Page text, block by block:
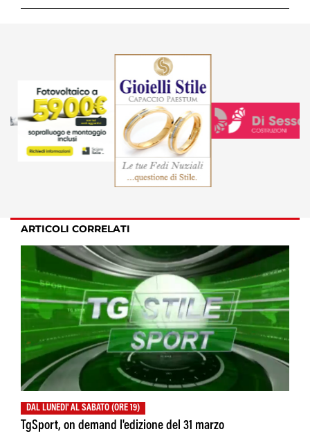
ARTICOLI CORRELATI
DAL LUNEDI' AL SABATO (ORE 19)
TgSport, on demand l'edizione del 31 marzo